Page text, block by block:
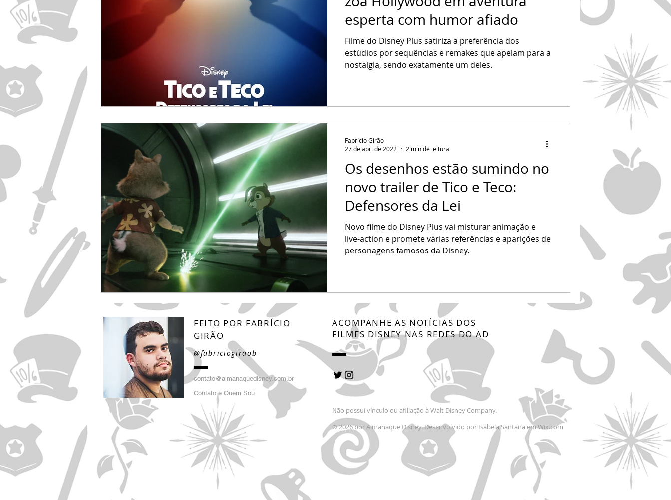
esperta com humor afiado
Filme do Disney Plus satiriza a preferência dos
estúdios por sequências e remakes que apelam para a
nostalgia, sendo exatamente um deles.
Os desenhos estão sumindo no
novo trailer de Tico e Teco:
Defensores da Lei
Novo filme do Disney Plus vai misturar animação e
live-action e promete várias referências e aparições de
personagens famosos da Disney.
Fabrício Girão
27 de abr. de 2022
2 min de leitura
FEITO POR FABRÍCIO
GIRÃO
@fabriciogiraob
contato@almanaquedisney.com.br
Contato e Quem Sou
ACOMPANHE AS NOTÍCIAS DOS
FILMES DISNEY NAS REDES DO AD
Não possui vínculo ou afiliação à Walt Disney Company.
© 2026 por Almanaque Disney. Desenvolvido por Isabela Santana emWix.com